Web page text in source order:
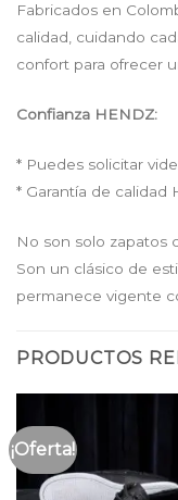
Fabricados en
calidad, cuidando
confort para ofrecer
Confianza HENDZ:
* Puedes solicitar
* Garantía de calidad
No son solo zapatos
Son un clásico de
permanece vigente
PRODUCTOS
¡Oferta!